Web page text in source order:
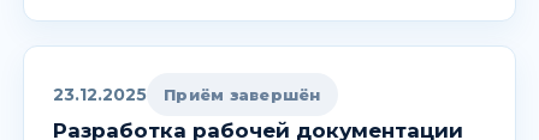
23.12.2025 Приём завершён
Разработка рабочей документации